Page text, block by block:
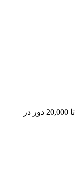
قابل تنظیم بین 6,000 تا 20,000 دور در